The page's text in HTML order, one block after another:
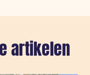
artikelen